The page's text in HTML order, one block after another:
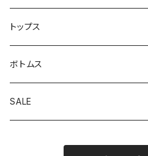
アウトドアジャケット
カバーオール
コート
トップス
カーディガン
スウェット
ボトムス
オーバーオール
SALE